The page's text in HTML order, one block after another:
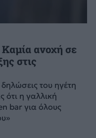
Καμία ανοχή σε
στις
του ηγέτη
ότι η γαλλική
bar για όλους